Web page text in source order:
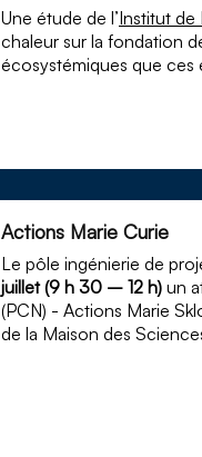
Une étude de l’Institut de
chaleur sur la fondation
écosystémiques que ces
Actions Marie Curie
Le pôle ingénierie de
juillet (9 h 30 – 12 h) un
(PCN) - Actions Marie
de la Maison des